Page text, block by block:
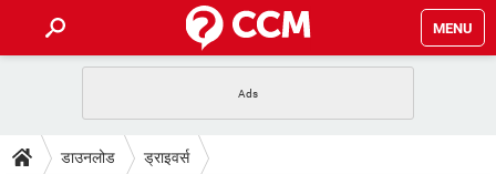
MENU
फोन पर अकाउंट बैलेंस चेक
टेक-स्पेशल
डाउनलोड ड्राइवर्स